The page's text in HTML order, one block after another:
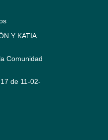
Y KATIA
Comunidad
de 11-02-